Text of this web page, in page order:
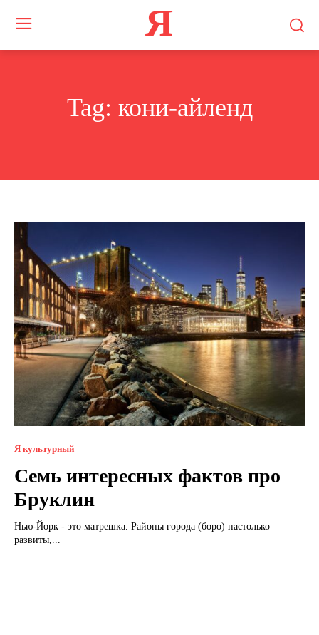
Я
Tag: кони-айленд
Я культурный
Семь интересных фактов про
Бруклин
Нью-Йорк - это матрешка. Районы города (боро) настолько
развиты,...